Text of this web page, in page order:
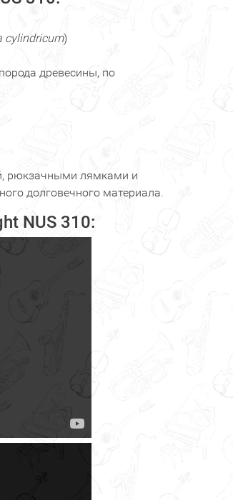
cylindricum)
древесины, по
рюкзачными лямками и
долговечного материала.
NUS 310: